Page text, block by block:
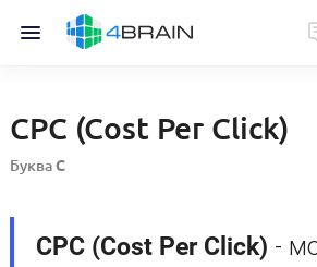
CPC (Cost Per Click)
БукваC
CPC (Cost Per Click) -